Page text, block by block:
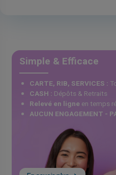
Simple & Efficace
CARTE, RIB, SERVICES :
CASH : Dépôts & Retraits
Relevé en ligne en temps
AUCUN ENGAGEMENT -